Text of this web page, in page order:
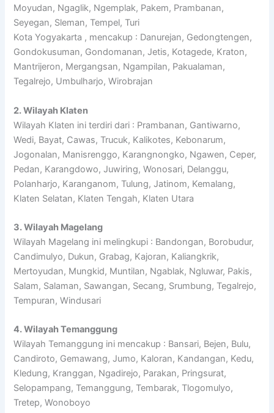
Moyudan, Ngaglik, Ngemplak, Pakem, Prambanan,
Seyegan, Sleman, Tempel, Turi
Kota Yogyakarta , mencakup : Danurejan, Gedongtengen,
Gondokusuman, Gondomanan, Jetis, Kotagede, Kraton,
Mantrijeron, Mergangsan, Ngampilan, Pakualaman,
Tegalrejo, Umbulharjo, Wirobrajan
2. Wilayah Klaten
Wilayah Klaten ini terdiri dari : Prambanan, Gantiwarno,
Wedi, Bayat, Cawas, Trucuk, Kalikotes, Kebonarum,
Jogonalan, Manisrenggo, Karangnongko, Ngawen, Ceper,
Pedan, Karangdowo, Juwiring, Wonosari, Delanggu,
Polanharjo, Karanganom, Tulung, Jatinom, Kemalang,
Klaten Selatan, Klaten Tengah, Klaten Utara
3. Wilayah Magelang
Wilayah Magelang ini melingkupi : Bandongan, Borobudur,
Candimulyo, Dukun, Grabag, Kajoran, Kaliangkrik,
Mertoyudan, Mungkid, Muntilan, Ngablak, Ngluwar, Pakis,
Salam, Salaman, Sawangan, Secang, Srumbung, Tegalrejo,
Tempuran, Windusari
4. Wilayah Temanggung
Wilayah Temanggung ini mencakup : Bansari, Bejen, Bulu,
Candiroto, Gemawang, Jumo, Kaloran, Kandangan, Kedu,
Kledung, Kranggan, Ngadirejo, Parakan, Pringsurat,
Selopampang, Temanggung, Tembarak, Tlogomulyo,
Tretep, Wonoboyo